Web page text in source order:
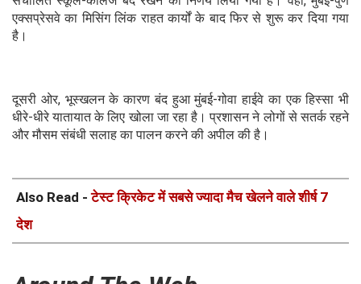
एक्सप्रेसवे का मिसिंग लिंक राहत कार्यों के बाद फिर से शुरू कर दिया गया
है।
दूसरी ओर, भूस्खलन के कारण बंद हुआ मुंबई-गोवा हाईवे का एक हिस्सा भी
धीरे-धीरे यातायात के लिए खोला जा रहा है। प्रशासन ने लोगों से सतर्क रहने
और मौसम संबंधी सलाह का पालन करने की अपील की है।
Also Read -टेस्ट क्रिकेट में सबसे ज्यादा मैच खेलने वाले शीर्ष 7
देश